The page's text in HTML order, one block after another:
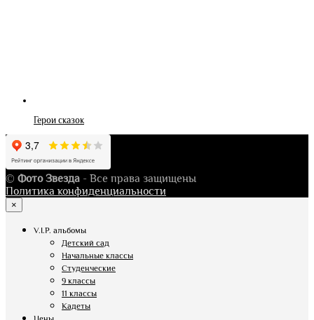
Герои сказок
© Фото Звезда - Все права защищены
Политика конфиденциальности
×
V.I.P. альбомы
Детский сад
Начальные классы
Студенческие
9 классы
11 классы
Кадеты